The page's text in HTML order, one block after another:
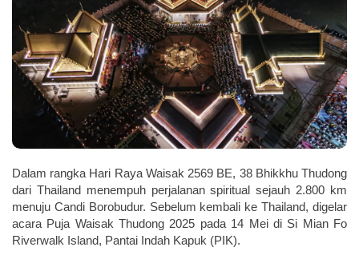
Dalam rangka Hari Raya Waisak 2569 BE, 38 Bhikkhu Thudong
dari Thailand menempuh perjalanan spiritual sejauh 2.800 km
menuju Candi Borobudur. Sebelum kembali ke Thailand, digelar
acara Puja Waisak Thudong 2025 pada 14 Mei di Si Mian Fo
Riverwalk Island, Pantai Indah Kapuk (PIK).